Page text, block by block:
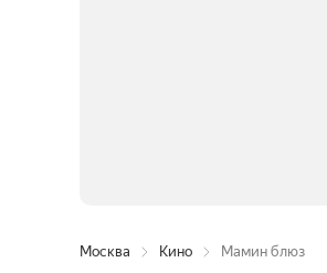
Москва Кино Мамин блюз